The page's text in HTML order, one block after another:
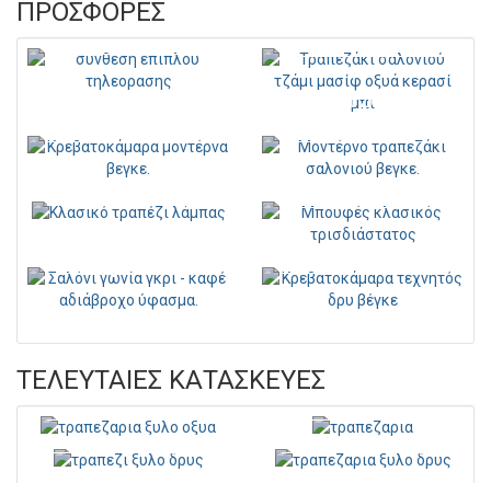
ΠΡΟΣΦΟΡΕΣ
Συνθεση Επιπλου
Τραπέζι Σαλονιού
Κρεβατοκαμαρα
02
Τραπέζι 03
02
Μπουφές
Κλασικός 01
Σαλόνι Γωνία 01
"Αλεξανδρα"
Κρεβατοκάμαρα
01
ΤΕΛΕΥΤΑΙΕΣ ΚΑΤΑΣΚΕΥΕΣ
Τραπεζαρια 06
Τραπεζαρια 05